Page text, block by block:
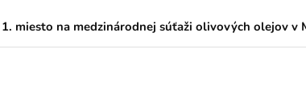
1. miesto na medzinárodnej súťaži olivových olejov v